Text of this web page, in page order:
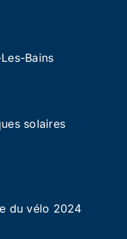
Bains
solaires
du vélo 2024